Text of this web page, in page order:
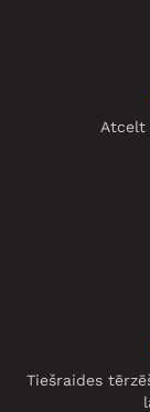
Atcelt
Tiešraides